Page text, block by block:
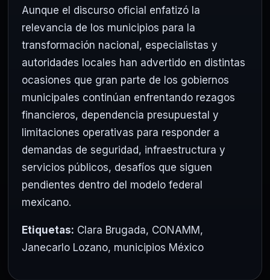
Aunque el discurso oficial enfatizó la
relevancia de los municipios para la
transformación nacional, especialistas y
autoridades locales han advertido en distintas
ocasiones que gran parte de los gobiernos
municipales continúan enfrentando rezagos
financieros, dependencia presupuestal y
limitaciones operativas para responder a
demandas de seguridad, infraestructura y
servicios públicos, desafíos que siguen
pendientes dentro del modelo federal
mexicano.
Etiquetas: Clara Brugada, CONAMM ,
Janecarlo Lozano, municipios México